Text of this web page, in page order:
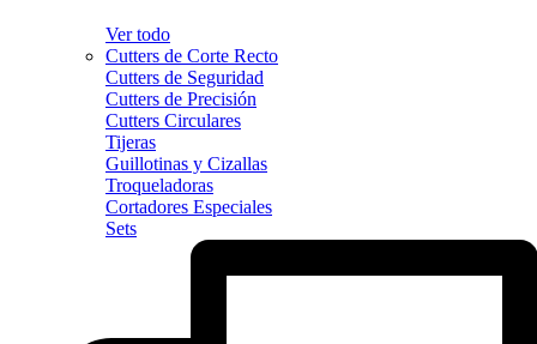
Ver todo
Cutters de Corte Recto
Cutters de Seguridad
Cutters de Precisión
Cutters Circulares
Tijeras
Guillotinas y Cizallas
Troqueladoras
Cortadores Especiales
Sets